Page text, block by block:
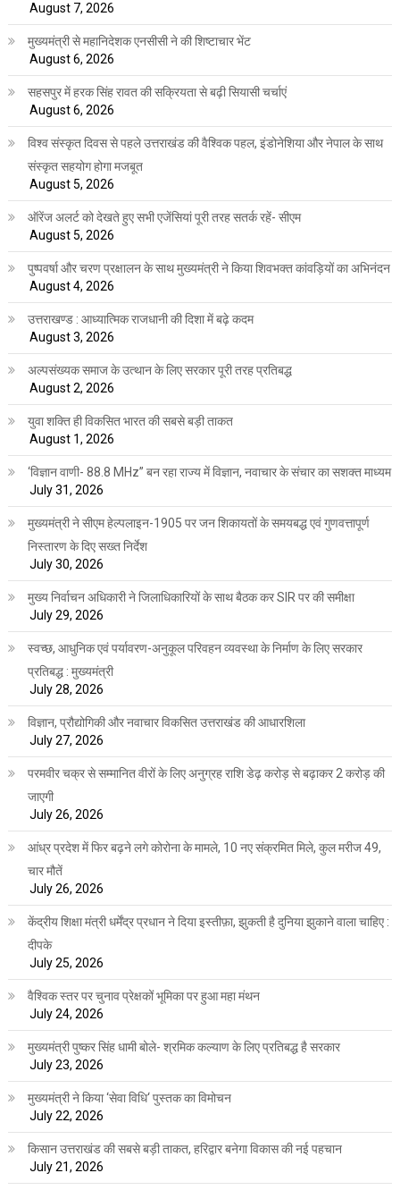
August 7, 2026
मुख्यमंत्री से महानिदेशक एनसीसी ने की शिष्टाचार भेंट
August 6, 2026
सहसपुर में हरक सिंह रावत की सक्रियता से बढ़ी सियासी चर्चाएं
August 6, 2026
विश्व संस्कृत दिवस से पहले उत्तराखंड की वैश्विक पहल, इंडोनेशिया और नेपाल के साथ
संस्कृत सहयोग होगा मजबूत
August 5, 2026
ऑरेंज अलर्ट को देखते हुए सभी एजेंसियां पूरी तरह सतर्क रहें- सीएम
August 5, 2026
पुष्पवर्षा और चरण प्रक्षालन के साथ मुख्यमंत्री ने किया शिवभक्त कांवड़ियों का अभिनंदन
August 4, 2026
उत्तराखण्ड : आध्यात्मिक राजधानी की दिशा में बढ़े कदम
August 3, 2026
अल्पसंख्यक समाज के उत्थान के लिए सरकार पूरी तरह प्रतिबद्ध
August 2, 2026
युवा शक्ति ही विकसित भारत की सबसे बड़ी ताकत
August 1, 2026
‘विज्ञान वाणी- 88.8 MHz” बन रहा राज्य में विज्ञान, नवाचार के संचार का सशक्त माध्यम
July 31, 2026
मुख्यमंत्री ने सीएम हेल्पलाइन-1905 पर जन शिकायतों के समयबद्ध एवं गुणवत्तापूर्ण
निस्तारण के दिए सख्त निर्देश
July 30, 2026
मुख्य निर्वाचन अधिकारी ने जिलाधिकारियों के साथ बैठक कर SIR पर की समीक्षा
July 29, 2026
स्वच्छ, आधुनिक एवं पर्यावरण-अनुकूल परिवहन व्यवस्था के निर्माण के लिए सरकार
प्रतिबद्ध : मुख्यमंत्री
July 28, 2026
विज्ञान, प्रौद्योगिकी और नवाचार विकसित उत्तराखंड की आधारशिला
July 27, 2026
परमवीर चक्र से सम्मानित वीरों के लिए अनुग्रह राशि डेढ़ करोड़ से बढ़ाकर 2 करोड़ की
जाएगी
July 26, 2026
आंध्र प्रदेश में फिर बढ़ने लगे कोरोना के मामले, 10 नए संक्रमित मिले, कुल मरीज 49,
चार मौतें
July 26, 2026
केंद्रीय शिक्षा मंत्री धर्मेंद्र प्रधान ने दिया इस्तीफ़ा, झुकती है दुनिया झुकाने वाला चाहिए :
दीपके
July 25, 2026
वैश्विक स्तर पर चुनाव प्रेक्षकों भूमिका पर हुआ महा मंथन
July 24, 2026
मुख्यमंत्री पुष्कर सिंह धामी बोले- श्रमिक कल्याण के लिए प्रतिबद्ध है सरकार
July 23, 2026
मुख्यमंत्री ने किया ‘सेवा विधि‘ पुस्तक का विमोचन
July 22, 2026
किसान उत्तराखंड की सबसे बड़ी ताकत, हरिद्वार बनेगा विकास की नई पहचान
July 21, 2026